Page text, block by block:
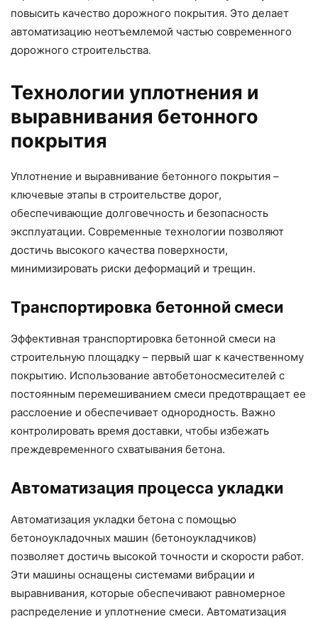
повысить качество дорожного покрытия. Это делает
автоматизацию неотъемлемой частью современного
дорожного строительства.
Технологии уплотнения и
выравнивания бетонного
покрытия
Уплотнение и выравнивание бетонного покрытия –
ключевые этапы в строительстве дорог,
обеспечивающие долговечность и безопасность
эксплуатации. Современные технологии позволяют
достичь высокого качества поверхности,
минимизировать риски деформаций и трещин.
Транспортировка бетонной смеси
Эффективная транспортировка бетонной смеси на
строительную площадку – первый шаг к качественному
покрытию. Использование автобетоносмесителей с
постоянным перемешиванием смеси предотвращает ее
расслоение и обеспечивает однородность. Важно
контролировать время доставки, чтобы избежать
преждевременного схватывания бетона.
Автоматизация процесса укладки
Автоматизация укладки бетона с помощью
бетоноукладочных машин (бетоноукладчиков)
позволяет достичь высокой точности и скорости работ.
Эти машины оснащены системами вибрации и
выравнивания, которые обеспечивают равномерное
распределение и уплотнение смеси. Автоматизация